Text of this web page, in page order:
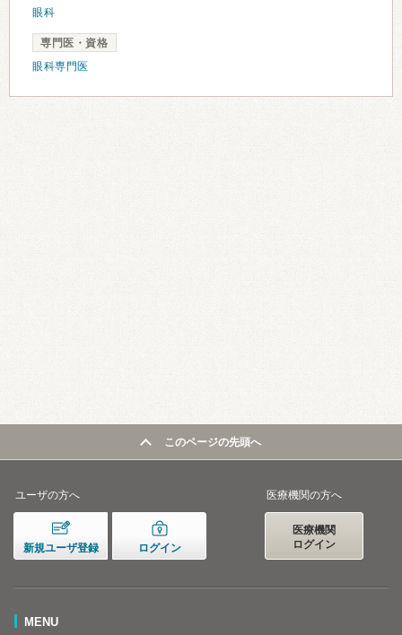
眼科
専門医・資格
眼科専門医
このページの先頭へ
ユーザの方へ
新規ユーザ登録 ログイン
医療機関の方へ
医療機関
ログイン
MENU